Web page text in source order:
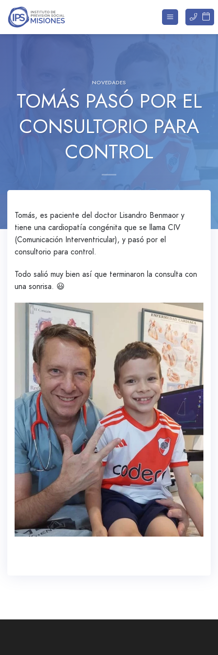
Saltar
contenido
NOVEDADES
TOMÁS PASÓ POR EL
CONSULTORIO PARA
CONTROL
Tomás, es paciente del doctor Lisandro Benmaor y
tiene una cardiopatía congénita que se llama CIV
(Comunicación Interventricular), y pasó por el
consultorio para control.
Todo salió muy bien así que terminaron la consulta con
una sonrisa. 😃